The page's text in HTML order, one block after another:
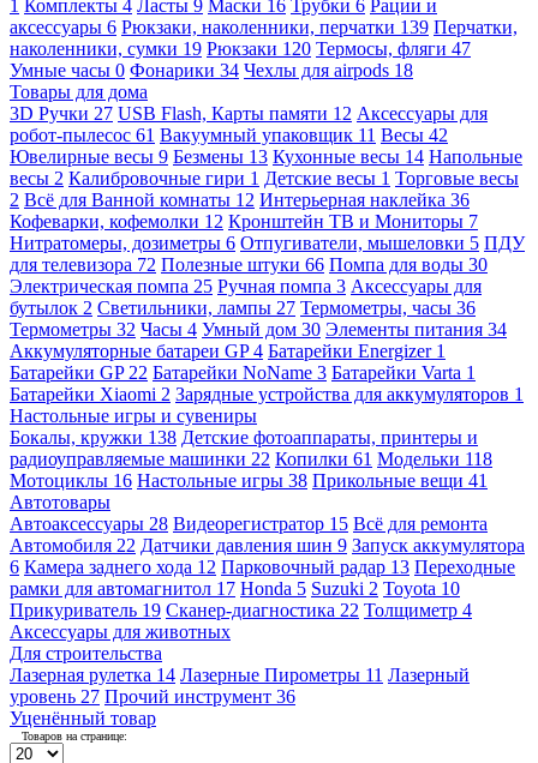
1 Комплекты 4 Ласты 9 Маски 16 Трубки 6 Рации и
аксессуары 6 Рюкзаки, наколенники, перчатки 139 Перчатки,
наколенники, сумки 19 Рюкзаки 120 Термосы, фляги 47
Умные часы 0 Фонарики 34 Чехлы для airpods 18
Товары для дома
3D Ручки 27 USB Flash, Карты памяти 12 Аксессуары для
робот-пылесос 61 Вакуумный упаковщик 11 Весы 42
Ювелирные весы 9 Безмены 13 Кухонные весы 14 Напольные
весы 2 Калибровочные гири 1 Детские весы 1 Торговые весы
2 Всё для Ванной комнаты 12 Интерьерная наклейка 36
Кофеварки, кофемолки 12 Кронштейн ТВ и Мониторы 7
Нитратомеры, дозиметры 6 Отпугиватели, мышеловки 5 ПДУ
для телевизора 72 Полезные штуки 66 Помпа для воды 30
Электрическая помпа 25 Ручная помпа 3 Аксессуары для
бутылок 2 Светильники, лампы 27 Термометры, часы 36
Термометры 32 Часы 4 Умный дом 30 Элементы питания 34
Аккумуляторные батареи GP4 Батарейки Energizer 1
Батарейки GP 22 Батарейки NoName 3 Батарейки Varta 1
Батарейки Xiaomi 2 Зарядные устройства для аккумуляторов 1
Настольные игры и сувениры
Бокалы, кружки 138 Детские фотоаппараты, принтеры и
радиоуправляемые машинки 22 Копилки 61 Модельки 118
Мотоциклы 16 Настольные игры 38 Прикольные вещи 41
Автотовары
Автоаксессуары 28 Видеорегистратор 15 Всё для ремонта
Автомобиля 22 Датчики давления шин 9 Запуск аккумулятора
6 Камера заднего хода 12 Парковочный радар 13 Переходные
рамки для автомагнитол 17 Honda 5 Suzuki 2 Toyota 10
Прикуриватель 19 Сканер-диагностика 22 Толщиметр 4
Аксессуары для животных
Для строительства
Лазерная рулетка 14 Лазерные Пирометры 11 Лазерный
уровень 27 Прочий инструмент 36
Уценённый товар
Товаров на странице: